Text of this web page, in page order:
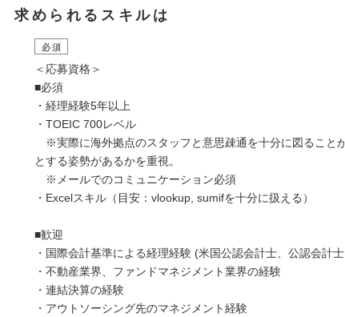
求められるスキルは
必須
＜応募資格＞
■必須
・経理経験5年以上
・TOEIC 700レベル
※実際に海外拠点のスタッフと意思疎通を十分に図ること
とする姿勢があるかを重視。
※メールでのコミュニケーション必須
・Excelスキル（目安：vlookup, sumifを十分に扱える）
■歓迎
・国際会計基準による経理経験 (米国公認会計士、公認会計
・不動産業界、ファンドマネジメント業界の経験
・連結決算の経験
・アウトソーシング先のマネジメント経験